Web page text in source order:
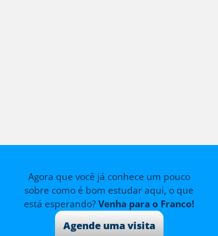
Agora que você já conhece um pouco
sobre como é bom estudar aqui, o que
está esperando?Venha para o Franco!
Agende uma visita